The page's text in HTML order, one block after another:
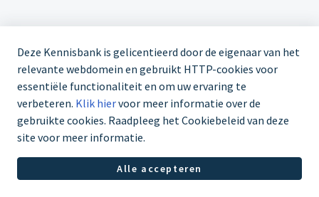
Servicedesk +31 85 1126998
Deze Kennisbank is gelicentieerd door de eigenaar van het
relevante webdomein en gebruikt HTTP-cookies voor
essentiële functionaliteit en om uw ervaring te
verbeteren. Klik hiervoor meer informatie over de
gebruikte cookies. Raadpleeg het Cookiebeleid van deze
site voor meer informatie.
Alle accepteren